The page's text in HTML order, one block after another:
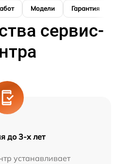
Модели Гарантия
сервис-
до 3-х лет
устанавливает